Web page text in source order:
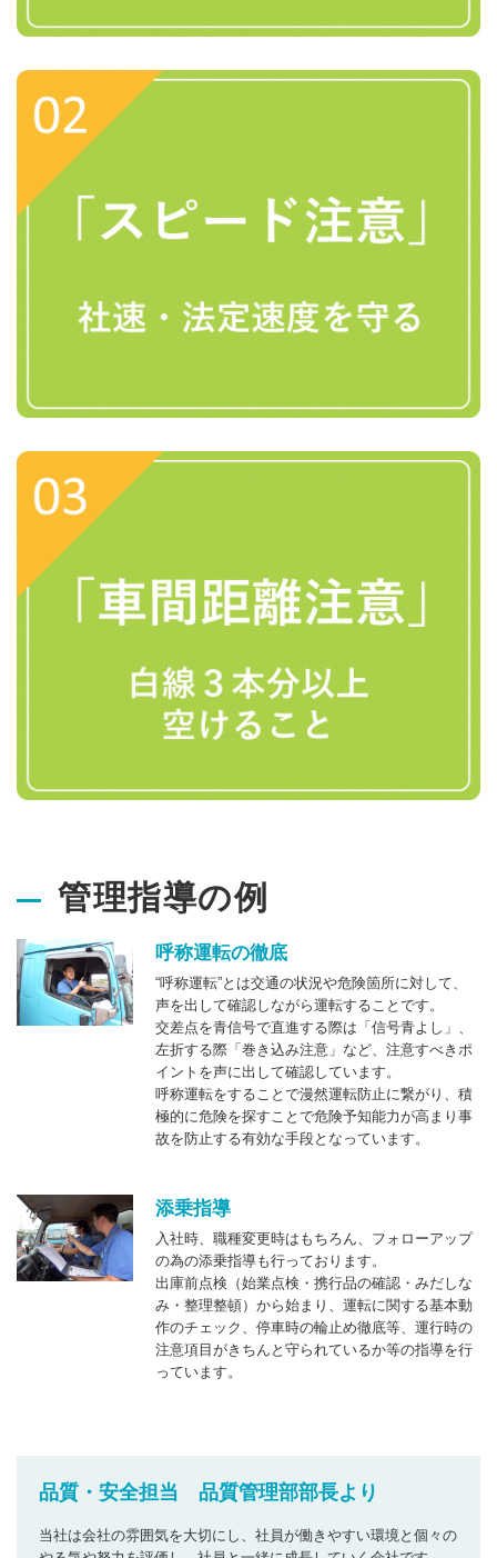
管理指導の例
呼称運転の徹底
“呼称運転”とは交通の状況や危険箇所に対して、
声を出して確認しながら運転することです。
交差点を青信号で直進する際は「信号青よし」、
左折する際「巻き込み注意」など、注意すべきポ
イントを声に出して確認しています。
呼称運転をすることで漫然運転防止に繋がり、積
極的に危険を探すことで危険予知能力が高まり事
故を防止する有効な手段となっています。
添乗指導
入社時、職種変更時はもちろん、フォローアップ
の為の添乗指導も行っております。
出庫前点検（始業点検・携行品の確認・みだしな
み・整理整頓）から始まり、運転に関する基本動
作のチェック、停車時の輪止め徹底等、運行時の
注意項目がきちんと守られているか等の指導を行
っています。
品質・安全担当 品質管理部部長より
当社は会社の雰囲気を大切にし、社員が働きやすい環境と個々の